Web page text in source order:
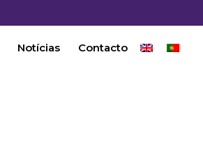
Notícias Contacto